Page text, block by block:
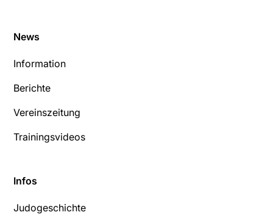
News
Information
Berichte
Vereinszeitung
Trainingsvideos
Infos
Judogeschichte